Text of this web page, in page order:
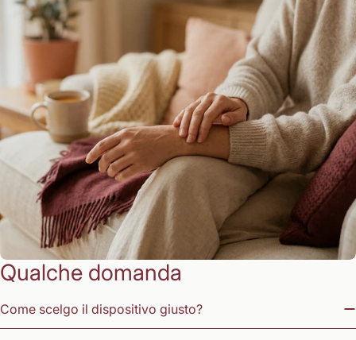
Qualche domanda
Come scelgo il dispositivo giusto?